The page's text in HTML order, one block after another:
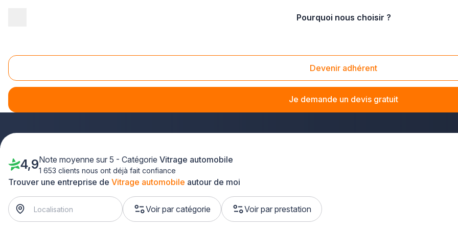
Pourquoi nous choisir ?
Devenir adhérent
Je demande un devis gratuit
Vitrage automobile Nord Pas-de-Calais
Vous recherchez unspécialiste du vitrage automobiledans le Nord Pas-de-Calais ? La solution Plus que pro vous
pour tous vos besoins en pare-brise voiture, moto ou poids lourd.Que vous ayez besoin d'une réparation d'impact
intervient rapidement dans le Nord (59) et le Pas-de-Calais (62).
Trouver une entreprise de Vitrage automobile autour de moi
Voir par catégorie Voir par prestation
4,9Note moyenne sur 5 - Catégorie Vitrage automobile
1 653 clients nous ont déjà fait confiance